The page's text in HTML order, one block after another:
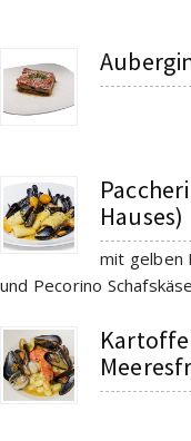
Hauses)
mit gelben
und Pecorino Schafskäse